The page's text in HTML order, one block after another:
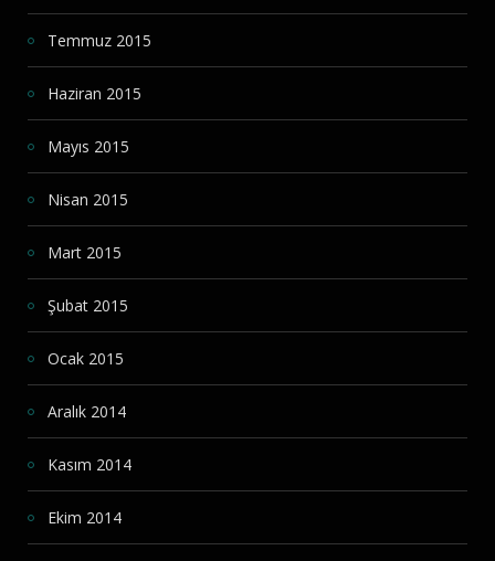
Temmuz 2015
Haziran 2015
Mayıs 2015
Nisan 2015
Mart 2015
Şubat 2015
Ocak 2015
Aralık 2014
Kasım 2014
Ekim 2014